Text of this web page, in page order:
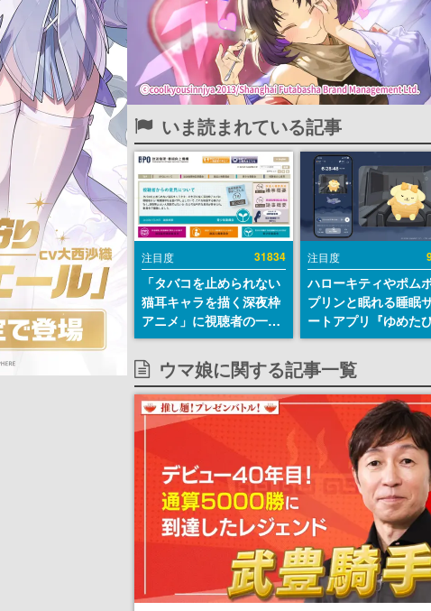
いま読まれている記事
注目度 31834
「タバコを止められない
猫耳キャラを描く深夜枠
アニメ」に視聴者の一部
から批判意見。違法薬物
の使用と思わしき描写も
含めて、BPOが議論を交
わす
注目度
ハローキティやポム
プリンと眠れる睡眠
ートアプリ『ゆめた
が配信中。キャラご
ASMRや目覚ましアラ
ムも搭載
ウマ娘に関する記事一覧